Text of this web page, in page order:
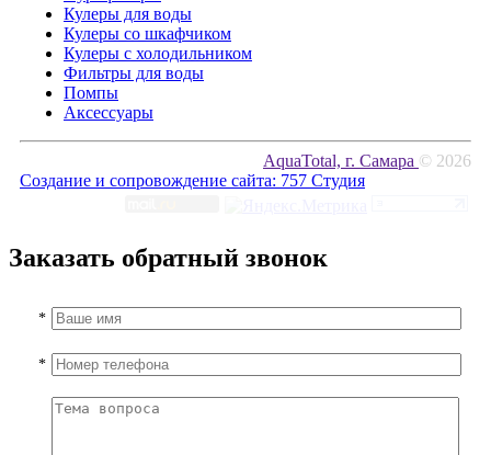
Кулеры для воды
Кулеры со шкафчиком
Кулеры с холодильником
Фильтры для воды
Помпы
Аксессуары
AquaTotal, г. Самара © 2026
Создание и сопровождение сайта: 757 Студия
Заказать обратный звонок
*
*